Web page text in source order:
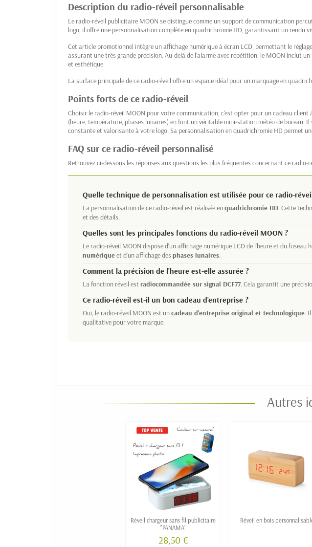
Description du radio-réveil personnalisable
Le radio-réveil publicitaire MOON se distingue comme un support de communication
logo, il offre une personnalisation complète en quadrichromie HD, garantissant un rendu
Cet article promotionnel intègre un affichage numérique à écran LCD, permettant le
assurant une très grande précision. Au-delà de l'alarme avec répétition, le MOON inclut
et esthétique.
La surface principale de ce radio-réveil offre un espace idéal pour un marquage en
Points forts de ce radio-réveil
Choisir le radio-réveil MOON pour votre communication, c'est opter pour un cadeau
(heure, température, phases lunaires) en font un véritable mini-station météo de
constante et valorisante à votre logo. Sa personnalisation en quadrichromie HD permet
FAQ sur ce radio-réveil personnalisé
Retrouvez ci-dessous les réponses aux questions les plus fréquentes concernant ce radio-
Quelle technique de personnalisation est utilisée pour ce radio-
La personnalisation de ce radio-réveil est réalisée enquadrichromie HD. Cette
et des détails.
Quelles sont les principales fonctions du radio-réveil MOON ?
Le radio-réveil MOON dispose d'un affichage numérique LCD de l'heure et du
numériqueet d'un affichage desphases lunaires.
Comment la précision de l'heure est-elle assurée ?
La fonction réveil est radiocommandée sur signal DCF77. Cela garantit une
Ce radio-réveil est-il un bon cadeau d'entreprise ?
Oui, le radio-réveil MOON est uncadeau d'entreprise original et technologique.
qualitative pour votre marque.
Autres
Réveil chargeur sans fil publicitaire
"PANAMA"
28,50 €
Réveil en bois